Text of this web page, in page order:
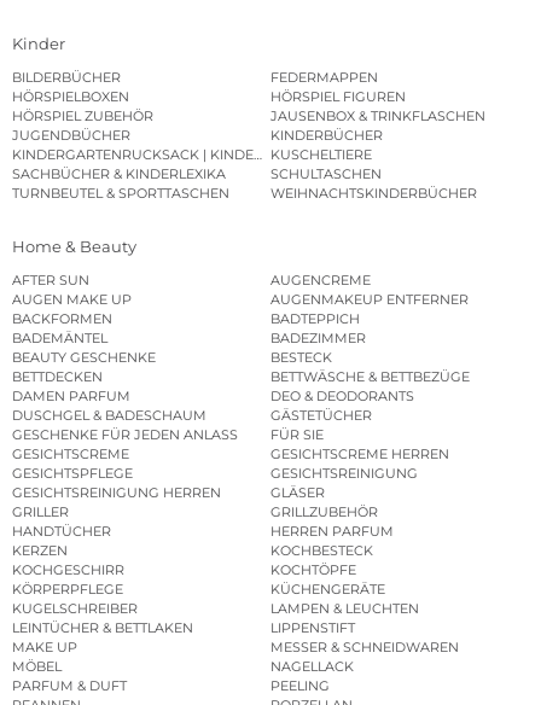
Kinder
BILDERBÜCHER
FEDERMAPPEN
HÖRSPIELBOXEN
HÖRSPIEL FIGUREN
HÖRSPIEL ZUBEHÖR
JAUSENBOX & TRINKFLASCHEN
JUGENDBÜCHER
KINDERBÜCHER
KINDERGARTENRUCKSACK | KINDERGARTENBEUTEL
KUSCHELTIERE
SACHBÜCHER & KINDERLEXIKA
SCHULTASCHEN
TURNBEUTEL & SPORTTASCHEN
WEIHNACHTSKINDERBÜCHER
Home & Beauty
AFTER SUN
AUGENCREME
AUGEN MAKE UP
AUGENMAKEUP ENTFERNER
BACKFORMEN
BADTEPPICH
BADEMÄNTEL
BADEZIMMER
BEAUTY GESCHENKE
BESTECK
BETTDECKEN
BETTWÄSCHE & BETTBEZÜGE
DAMEN PARFUM
DEO & DEODORANTS
DUSCHGEL & BADESCHAUM
GÄSTETÜCHER
GESCHENKE FÜR JEDEN ANLASS
FÜR SIE
GESICHTSCREME
GESICHTSCREME HERREN
GESICHTSPFLEGE
GESICHTSREINIGUNG
GESICHTSREINIGUNG HERREN
GLÄSER
GRILLER
GRILLZUBEHÖR
HANDTÜCHER
HERREN PARFUM
KERZEN
KOCHBESTECK
KOCHGESCHIRR
KOCHTÖPFE
KÖRPERPFLEGE
KÜCHENGERÄTE
KUGELSCHREIBER
LAMPEN & LEUCHTEN
LEINTÜCHER & BETTLAKEN
LIPPENSTIFT
MAKE UP
MESSER & SCHNEIDWAREN
MÖBEL
NAGELLACK
PARFUM & DUFT
PEELING